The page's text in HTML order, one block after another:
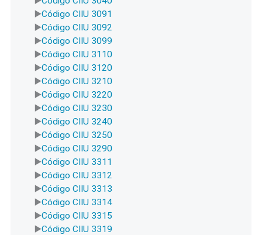
Código CIIU 3091
Código CIIU 3092
Código CIIU 3099
Código CIIU 3110
Código CIIU 3120
Código CIIU 3210
Código CIIU 3220
Código CIIU 3230
Código CIIU 3240
Código CIIU 3250
Código CIIU 3290
Código CIIU 3311
Código CIIU 3312
Código CIIU 3313
Código CIIU 3314
Código CIIU 3315
Código CIIU 3319